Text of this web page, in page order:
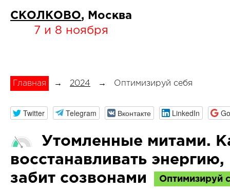
СКОЛКОВО, Москва
7 и 8 ноября
Главная → 2024 → Оптимизируй себя
Twitter Telegram Вконтакте LinkedIn
Утомленные митами.
восстанавливать
забит созвонами
Оптимизируй